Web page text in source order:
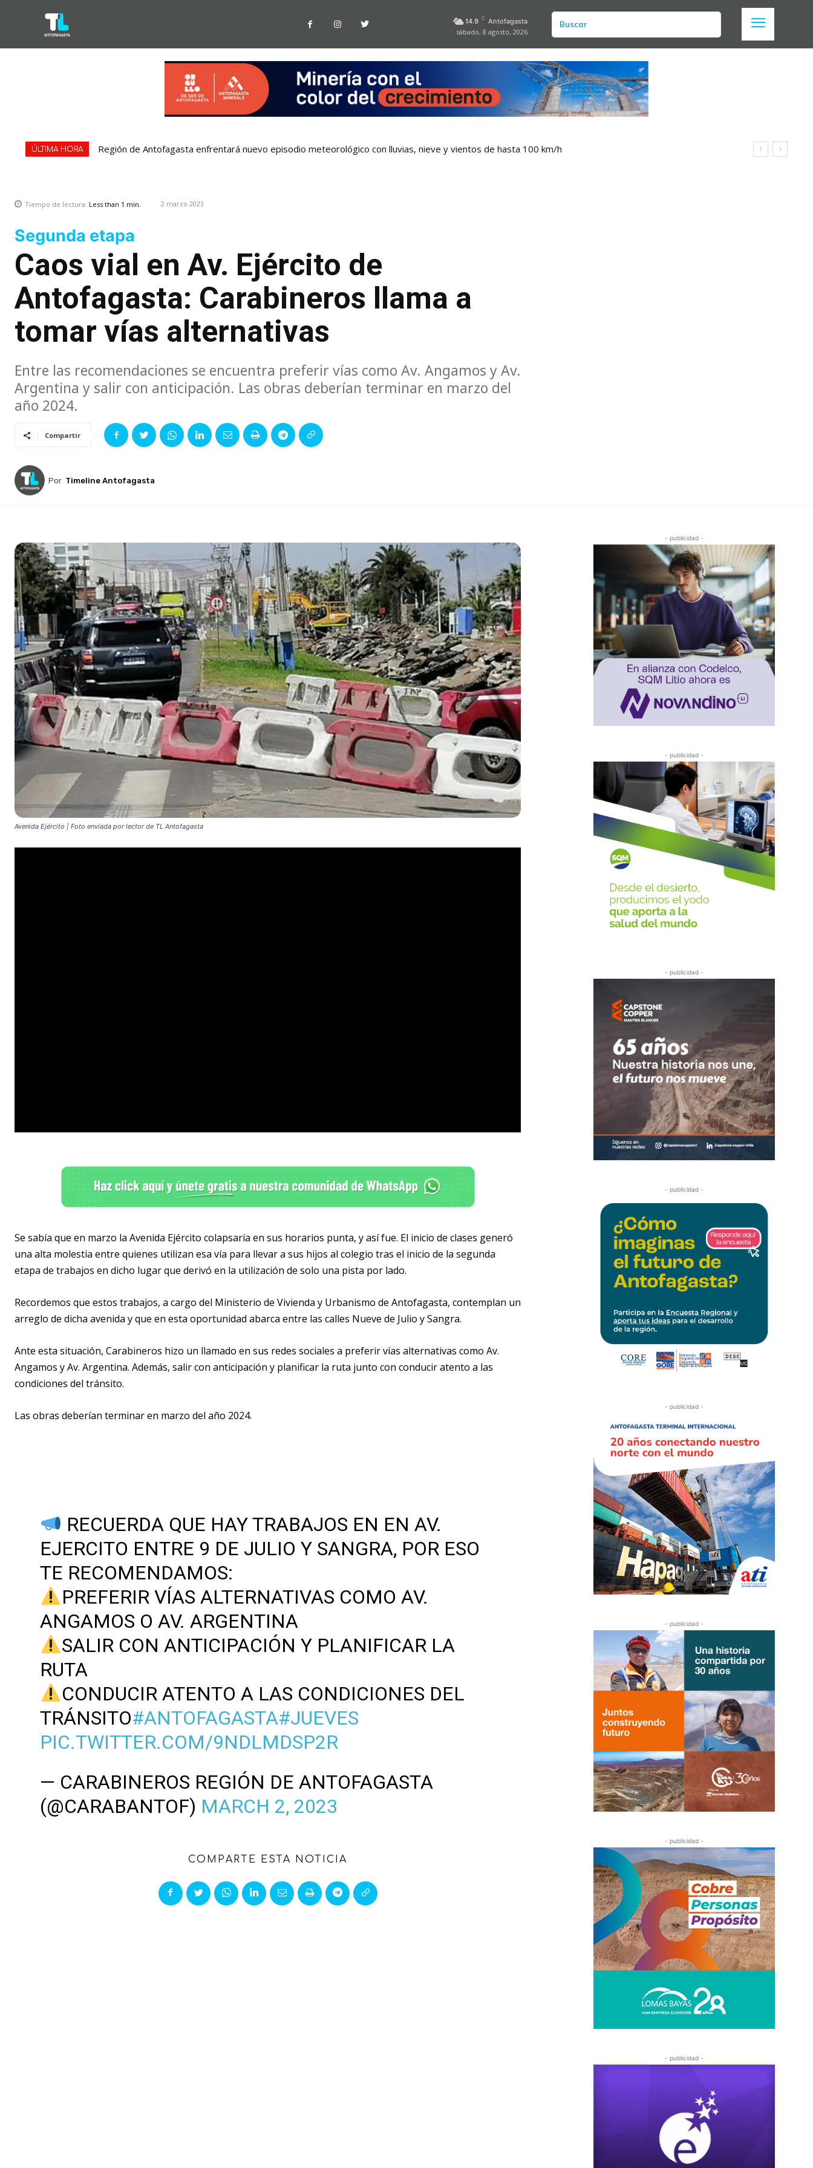
14.9 C Antofagasta
sábado, 8 agosto, 2026
Buscar
ÚLTIMA HORA Región de Antofagasta enfrentará nuevo episodio meteorológico con lluvias, nieve y vientos de hasta 100 km/h
Tiempo de lectura: Less than 1 min. 2 marzo 2023
Segunda etapa
Caos vial en Av. Ejército de
Antofagasta: Carabineros llama a
tomar vías alternativas
Entre las recomendaciones se encuentra preferir vías como Av. Angamos y Av.
Argentina y salir con anticipación. Las obras deberían terminar en marzo del
año 2024.
Compartir
Por Timeline Antofagasta
Avenida Ejército | Foto enviada por lector de TL Antofagasta
Se sabía que en marzo la Avenida Ejército colapsaría en sus horarios punta, y así fue. El inicio de clases generó
una alta molestia entre quienes utilizan esa vía para llevar a sus hijos al colegio tras el inicio de la segunda
etapa de trabajos en dicho lugar que derivó en la utilización de solo una pista por lado.
Recordemos que estos trabajos, a cargo del Ministerio de Vivienda y Urbanismo de Antofagasta, contemplan un
arreglo de dicha avenida y que en esta oportunidad abarca entre las calles Nueve de Julio y Sangra.
Ante esta situación, Carabineros hizo un llamado en sus redes sociales a preferir vías alternativas como Av.
Angamos y Av. Argentina. Además, salir con anticipación y planificar la ruta junto con conducir atento a las
condiciones del tránsito.
Las obras deberían terminar en marzo del año 2024.
RECUERDA QUE HAY TRABAJOS EN EN AV.
EJERCITO ENTRE 9 DE JULIO Y SANGRA, POR ESO
TE RECOMENDAMOS:
PREFERIR VÍAS ALTERNATIVAS COMO AV.
ANGAMOS O AV. ARGENTINA
SALIR CON ANTICIPACIÓN Y PLANIFICAR LA
RUTA
CONDUCIR ATENTO A LAS CONDICIONES DEL
TRÁNSITO#ANTOFAGASTA#JUEVES
PIC.TWITTER.COM/9NDLMDSP2R
— CARABINEROS REGIÓN DE ANTOFAGASTA
(@CARABANTOF) MARCH 2, 2023
COMPARTE ESTA NOTICIA
- publicidad -
- publicidad -
- publicidad -
- publicidad -
- publicidad -
- publicidad -
- publicidad -
- publicidad -